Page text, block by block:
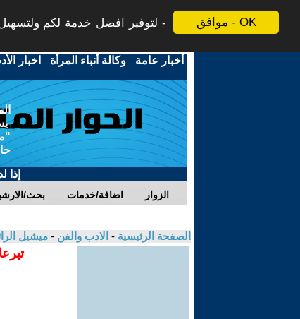
موافق - OK
لتوفير افضل خدمة لكم
أخبار عامة -وكالة أنباء المرأة - اخبار
إذا
بحث/ اضافة/خدمات الزوار
الصفحة الرئيسية - الادب والفن - ميشيل